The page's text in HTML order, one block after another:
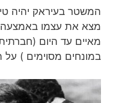
המשטר בעיראק יהיה
מצא את עצמו באמצעה
מאיים עד היום
במונחים מסוימים )